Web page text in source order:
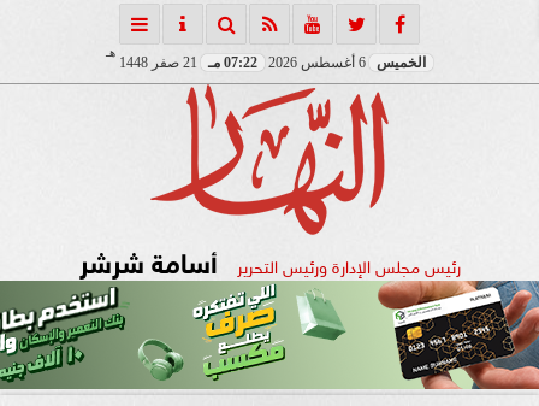
الخميس 07:22 مـ 21 صفر 1448
هـ
رئيس مجلس الإدارة ورئيس التحرير أسامة شرشر